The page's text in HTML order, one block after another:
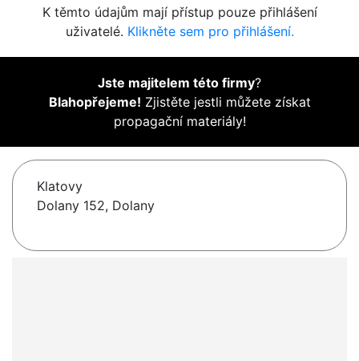
K těmto údajům mají přístup pouze přihlášení
uživatelé. Klikněte sem pro přihlášení.
Jste majitelem této firmy?
Blahopřejeme! Zjistěte jestli můžete získat
propagační materiály!
Klatovy
Dolany 152, Dolany